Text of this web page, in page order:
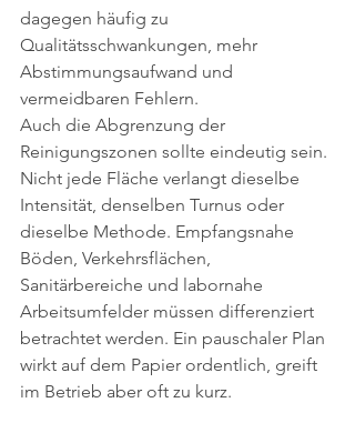
dagegen häufig zu
Qualitätsschwankungen, mehr
Abstimmungsaufwand und
vermeidbaren Fehlern.
Auch die Abgrenzung der
Reinigungszonen sollte eindeutig sein.
Nicht jede Fläche verlangt dieselbe
Intensität, denselben Turnus oder
dieselbe Methode. Empfangsnahe
Böden, Verkehrsflächen,
Sanitärbereiche und labornahe
Arbeitsumfelder müssen differenziert
betrachtet werden. Ein pauschaler Plan
wirkt auf dem Papier ordentlich, greift
im Betrieb aber oft zu kurz.